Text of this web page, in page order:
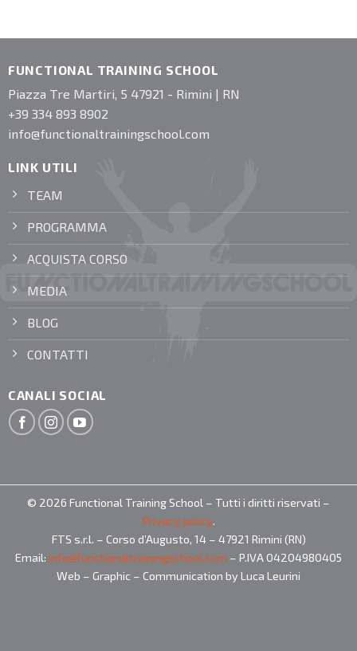
FUNCTIONAL TRAINING SCHOOL
Piazza Tre Martiri, 5 47921 - Rimini | RN
+39 334 893 8902
info@functionaltrainingschool.com
LINK UTILI
TEAM
PROGRAMMA
ACQUISTA CORSO
MEDIA
BLOG
CONTATTI
CANALI SOCIAL
© 2026 Functional Training School – Tutti i diritti riservati –
Privacy policy.
FTS s.r.l. – Corso d’Augusto, 14 – 47921 Rimini (RN)
Email: info@functionaltrainingschool.com – P.IVA 04204980405
Web – Graphic – Communication by Luca Leurini